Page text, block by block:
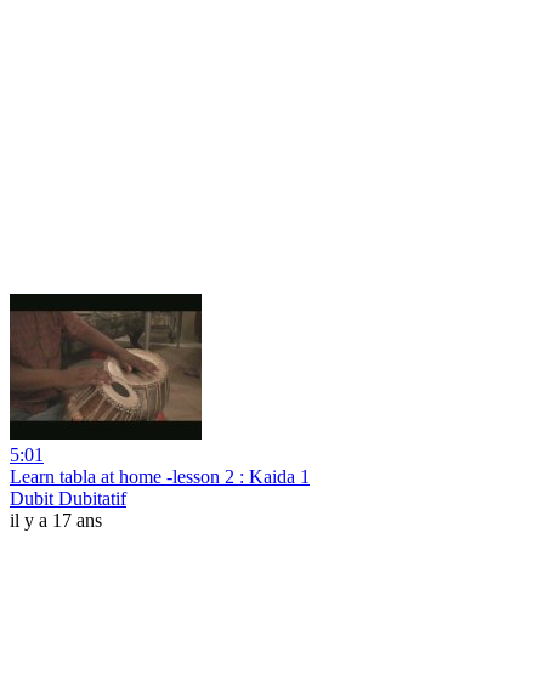
5:01
Learn tabla at home -lesson 2 : Kaida 1
Dubit Dubitatif
il y a 17 ans